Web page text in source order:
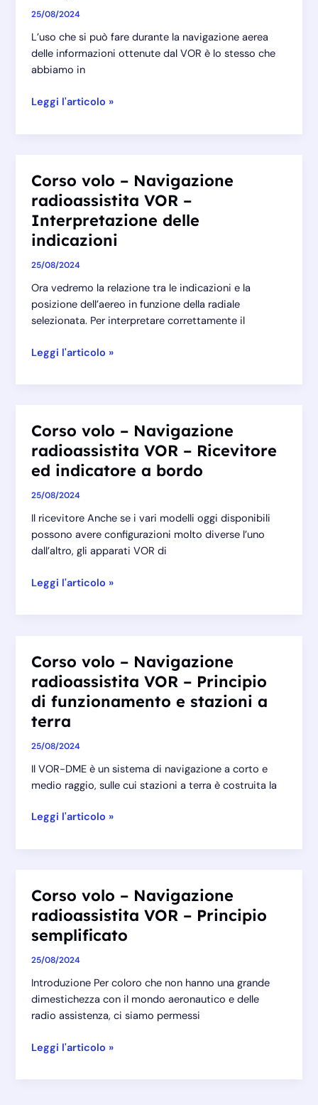
mantenimento
radiale
25/08/2024
L’uso che si può fare durante la navigazione aerea
delle informazioni ottenute dal VOR è lo stesso che
abbiamo in
Corso
VOR
–
La
navigazione
Leggi l'articolo »
Corso volo – Navigazione
radioassistita VOR –
Interpretazione delle
indicazioni
25/08/2024
Ora vedremo la relazione tra le indicazioni e la
posizione dell’aereo in funzione della radiale
selezionata. Per interpretare correttamente il
Corso
VOR
–
Interpretazione
indicazioni
Leggi l'articolo »
Corso volo – Navigazione
radioassistita VOR – Ricevitore
ed indicatore a bordo
25/08/2024
Il ricevitore Anche se i vari modelli oggi disponibili
possono avere configurazioni molto diverse l’uno
dall’altro, gli apparati VOR di
Corso
VOR
–
Ricevitore
ed
indicatore
a
bordo
Leggi l'articolo »
Corso volo – Navigazione
radioassistita VOR – Principio
di funzionamento e stazioni a
terra
25/08/2024
Il VOR-DME è un sistema di navigazione a corto e
medio raggio, sulle cui stazioni a terra è costruita la
Corso
VOR
–
Principio
funzionamento
e
stazioni
a
Leggi l'articolo »
Corso volo – Navigazione
radioassistita VOR – Principio
semplificato
25/08/2024
Introduzione Per coloro che non hanno una grande
dimestichezza con il mondo aeronautico e delle
radio assistenza, ci siamo permessi
Corso
Leggi l'articolo »